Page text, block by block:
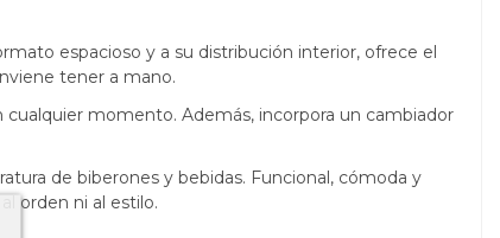
espacioso y a su distribución interior, ofrece el
tener a mano.
momento. Además, incorpora un cambiador
de biberones y bebidas. Funcional, cómoda y
orden ni al estilo.